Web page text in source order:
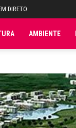
DIRETO
AMBIENTE